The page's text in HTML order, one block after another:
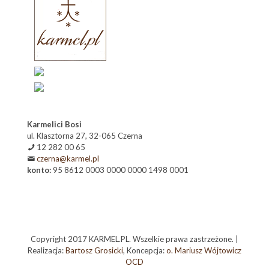
Karmelici Bosi
ul. Klasztorna 27, 32-065 Czerna
12 282 00 65
czerna@karmel.pl
konto: 95 8612 0003 0000 0000 1498 0001
Copyright 2017 KARMEL.PL. Wszelkie prawa zastrzeżone. |
Realizacja:Bartosz Grosicki, Koncepcja:o. Mariusz Wójtowicz
OCD